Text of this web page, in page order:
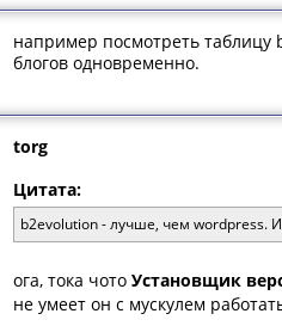
например посмотреть таблицу
блогов одновременно.
torg
Цитата:
b2evolution - лучше, чем wordpress.
ога, тока чото Установщик
не умеет он с мускулем